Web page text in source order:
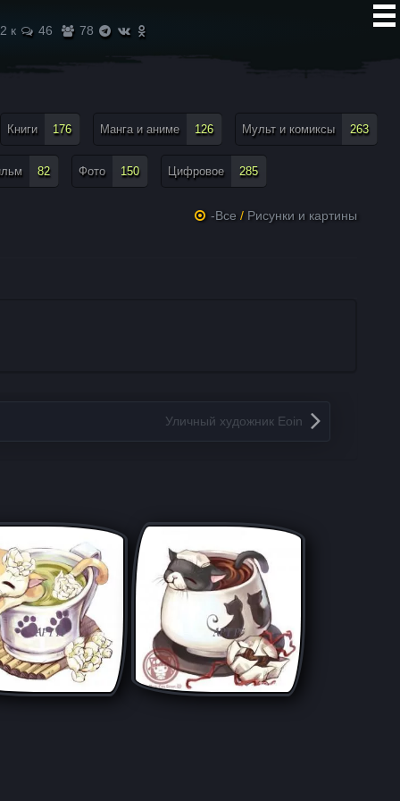
2 к 46 78
Книги 176 Манга и аниме 126 Мульт и комиксы 263
82 Фото 150 Цифровое 285
-Все / Рисунки и картины
Уличный художник Eoin